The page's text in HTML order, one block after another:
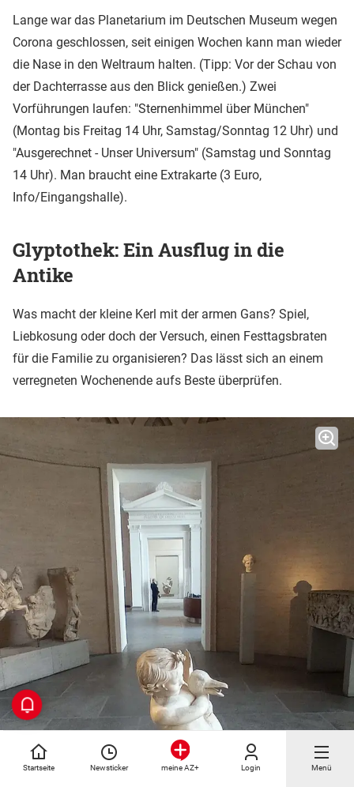
Startseite Newsticker meine AZ+ Login Menü
Lange war das Planetarium im Deutschen Museum wegen
Corona geschlossen, seit einigen Wochen kann man wieder
die Nase in den Weltraum halten. (Tipp: Vor der Schau von
der Dachterrasse aus den Blick genießen.) Zwei
Vorführungen laufen: "Sternenhimmel über München"
(Montag bis Freitag 14 Uhr, Samstag/Sonntag 12 Uhr) und
"Ausgerechnet - Unser Universum" (Samstag und Sonntag
14 Uhr). Man braucht eine Extrakarte (3 Euro,
Info/Eingangshalle).
Glyptothek: Ein Ausflug in die
Antike
Was macht der kleine Kerl mit der armen Gans? Spiel,
Liebkosung oder doch der Versuch, einen Festtagsbraten
für die Familie zu organisieren? Das lässt sich an einem
verregneten Wochenende aufs Beste überprüfen.